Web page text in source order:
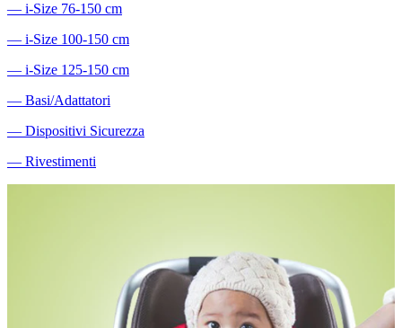
― i-Size 76-150 cm
― i-Size 100-150 cm
― i-Size 125-150 cm
― Basi/Adattatori
― Dispositivi Sicurezza
― Rivestimenti